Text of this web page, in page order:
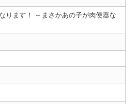
ります！ ～まさかあの子が肉便器な